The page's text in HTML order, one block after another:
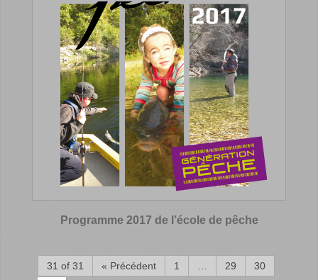
Programme 2017 de l’école de pêche
31 of 31 « Précédent 1 29 30